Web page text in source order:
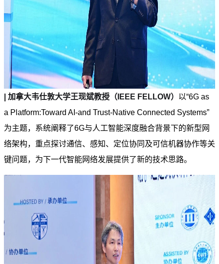
| 加拿大韦仕敦大学王现斌教授（IEEE FELLOW） 以“6G as
a Platform:Toward AI-and Trust-Native Connected Systems”
为主题，系统阐释了6G与人工智能深度融合背景下的新型网
络架构，重点探讨通信、感知、定位协同及可信机器协作等关
键问题，为下一代智能网络发展提供了新的技术思路。